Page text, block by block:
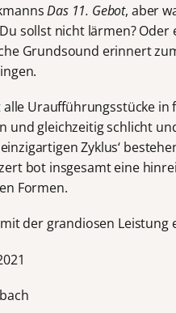
Das 11. Gebot, aber
sollst nicht lärmen?
Grundsound erinnert
alle Uraufführungsstücke
und gleichzeitig schlicht
Zyklus‘
bot insgesamt eine
Formen.
der grandiosen